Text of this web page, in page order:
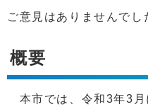
ご意見はありませんでし
概要
本市では、令和3年3月